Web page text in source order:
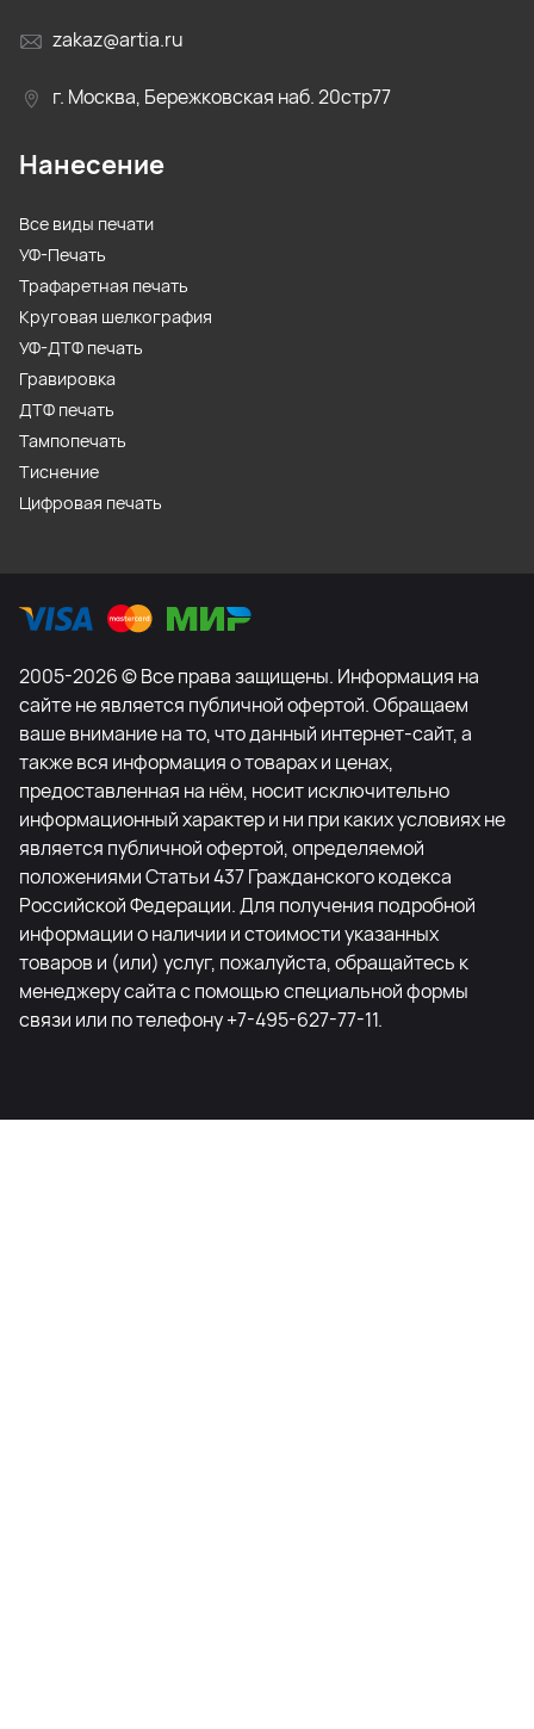
zakaz@artia.ru
г. Москва, Бережковская наб. 20стр77
Нанесение
Все виды печати
УФ-Печать
Трафаретная печать
Круговая шелкография
УФ-ДТФ печать
Гравировка
ДТФ печать
Тампопечать
Тиснение
Цифровая печать
2005-2026 © Все права защищены. Информация на
сайте не является публичной офертой. Обращаем
ваше внимание на то, что данный интернет-сайт, а
также вся информация о товарах и ценах,
предоставленная на нём, носит исключительно
информационный характер и ни при каких условиях не
является публичной офертой, определяемой
положениями Статьи 437 Гражданского кодекса
Российской Федерации. Для получения подробной
информации о наличии и стоимости указанных
товаров и (или) услуг, пожалуйста, обращайтесь к
менеджеру сайта с помощью специальной формы
связи или по телефону +7-495-627-77-11.